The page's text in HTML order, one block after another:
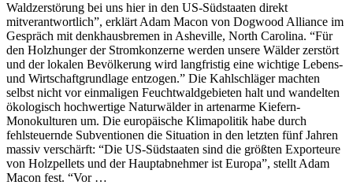
Waldzerstörung bei uns hier in den US-Südstaaten direkt
mitverantwortlich”, erklärt Adam Macon von Dogwood Alliance im
Gespräch mit denkhausbremen in Asheville, North Carolina. “Für
den Holzhunger der Stromkonzerne werden unsere Wälder zerstört
und der lokalen Bevölkerung wird langfristig eine wichtige Lebens-
und Wirtschaftgrundlage entzogen.” Die Kahlschläger machten
selbst nicht vor einmaligen Feuchtwaldgebieten halt und wandelten
ökologisch hochwertige Naturwälder in artenarme Kiefern-
Monokulturen um. Die europäische Klimapolitik habe durch
fehlsteuernde Subventionen die Situation in den letzten fünf Jahren
massiv verschärft: “Die US-Südstaaten sind die größten Exporteure
von Holzpellets und der Hauptabnehmer ist Europa”, stellt Adam
Macon fest. “Vor …